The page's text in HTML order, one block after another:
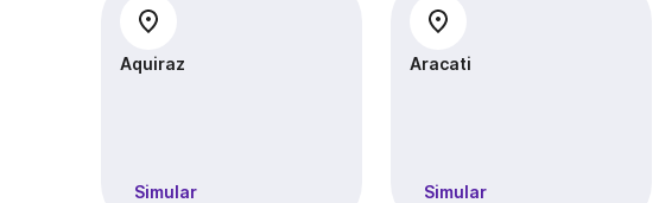
Aquiraz
Simular
Aracati
Simular